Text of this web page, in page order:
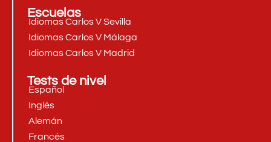
Escuelas
Idiomas Carlos V Sevilla
Idiomas Carlos V Málaga
Idiomas Carlos V Madrid
Tests de nivel
Español
Inglés
Alemán
Francés